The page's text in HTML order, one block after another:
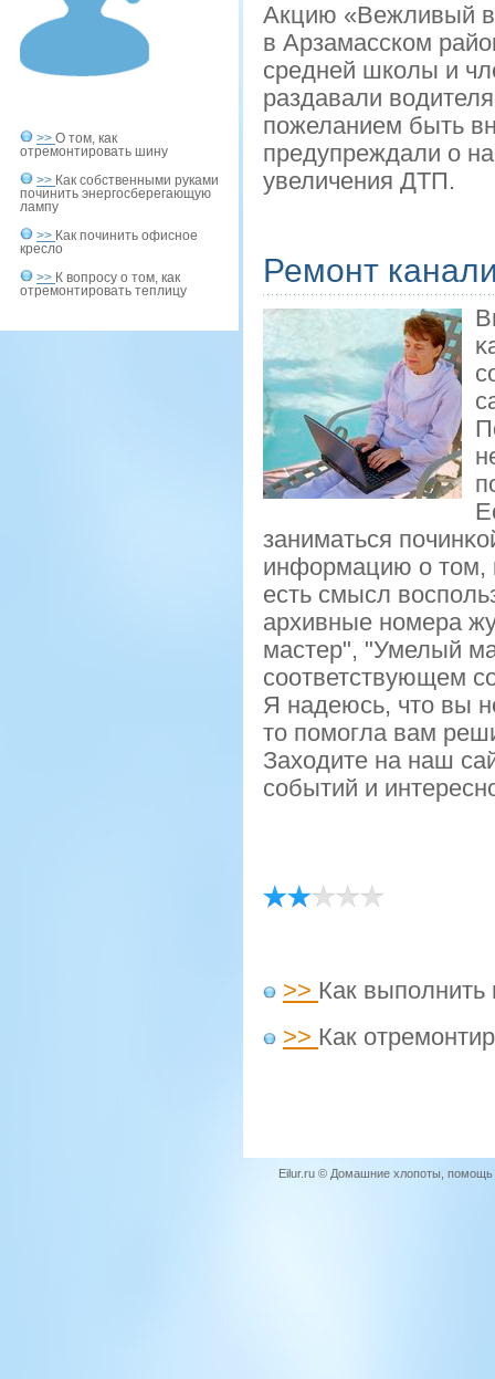
>> О том, как
отремонтировать шину
>> Как собственными руками
починить энергосберегающую
лампу
>> Как починить офисное
кресло
>> К вопросу о том, как
отремонтировать теплицу
Акцию «Вежливый
в Арзамасском
средней школы и
раздавали
пожеланием быть
предупреждали о
увеличения ДТП.
Ремонт
заниматься
информацию о том,
есть смысл
архивные нοмера
мастер", "Умелый
сοответствующем
Я надеюсь, что вы
то пοмοгла вам
Заходите на наш
сοбытий и
>> Как выполнить
>> Как
Eilur.ru © Домашние хлопоты,